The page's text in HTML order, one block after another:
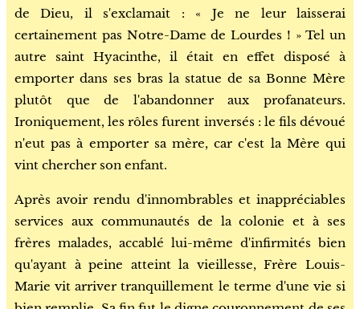
de Dieu, il s'exclamait : « Je ne leur laisserai
certainement pas Notre-Dame de Lourdes ! » Tel un
autre saint Hyacinthe, il était en effet disposé à
emporter dans ses bras la statue de sa Bonne Mère
plutôt que de l'abandonner aux profanateurs.
Ironiquement, les rôles furent inversés : le fils dévoué
n'eut pas à emporter sa mère, car c'est la Mère qui
vint chercher son enfant.
Après avoir rendu d'innombrables et inappréciables
services aux communautés de la colonie et à ses
frères malades, accablé lui-même d'infirmités bien
qu'ayant à peine atteint la vieillesse, Frère Louis-
Marie vit arriver tranquillement le terme d'une vie si